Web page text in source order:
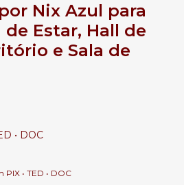
Nix Azul para
de Estar, Hall de
e Sala de
• DOC
PIX • TED • DOC